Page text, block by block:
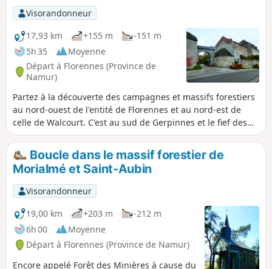
la sidérurgie wallonne. Sans oublier son folklore avec les
fameuses Marches de l'entre Sambre-et-Meuse, évocations,
en costume d'époque des armées napoléoniennes.
Visorandonneur
17,93 km
+155 m
-151 m
5h 35
Moyenne
Départ à Florennes (Province de
Namur)
Partez à la découverte des campagnes et massifs forestiers
au nord-ouest de l'entité de Florennes et au nord-est de
celle de Walcourt. C'est au sud de Gerpinnes et le fief des
marches et pèlerinages de l'Entre-Sambre-et-Meuse.Peu
après le départ, le parcours passe devant la majestueuse
Ferme de la Prévôté (panneau didactique) et l'imposante
église de Hanzinne.La balade passe aux confins de
Tarcienne, dans la forêt domaniale puis dans le centre de
Morialmé avant de rejoindre les villages de Hanzinelle et de
revenir à Hanzinne.
Boucle dans le massif forestier de
Morialmé et Saint-Aubin
Visorandonneur
19,00 km
+203 m
-212 m
6h 00
Moyenne
Départ à Florennes (Province de Namur)
Encore appelé Forêt des Minières à cause du